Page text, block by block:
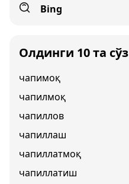
Bing
Олдинги 10 та сўз
чапимоқ
чапилмоқ
чапиллов
чапиллаш
чапиллатмоқ
чапиллатиш